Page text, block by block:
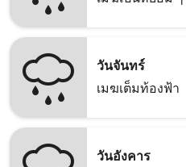
วันจันทร์
เมฆเต็มท้องฟ้า
วันอังคาร